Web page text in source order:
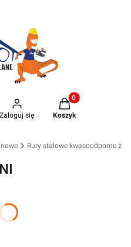
Zaloguj się
Produkty w
Koszyk
Rury stalowe kwasoodporne